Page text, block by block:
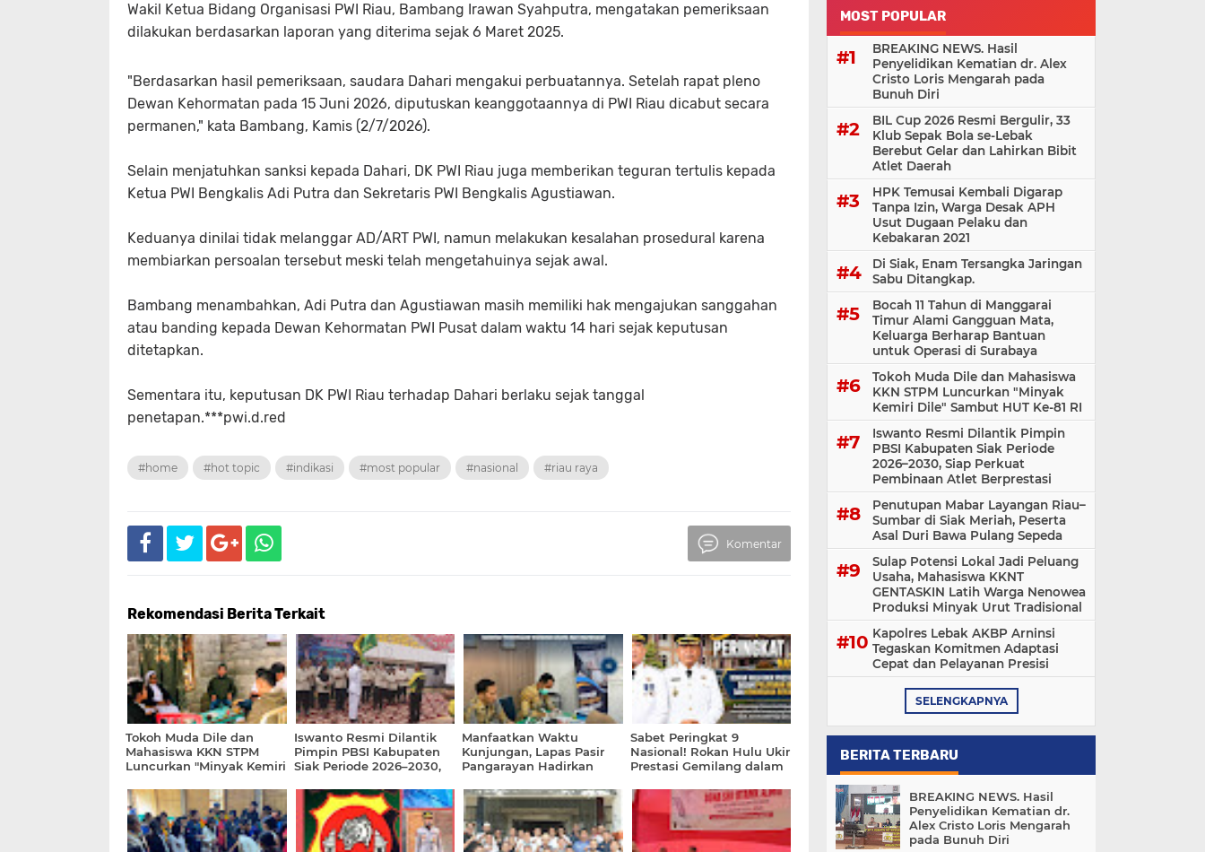
Wakil Ketua Bidang Organisasi PWI Riau, Bambang Irawan Syahputra, mengatakan pemeriksaan
dilakukan berdasarkan laporan yang diterima sejak 6 Maret 2025.
"Berdasarkan hasil pemeriksaan, saudara Dahari mengakui perbuatannya. Setelah rapat pleno
Dewan Kehormatan pada 15 Juni 2026, diputuskan keanggotaannya di PWI Riau dicabut secara
permanen," kata Bambang, Kamis (2/7/2026).
Selain menjatuhkan sanksi kepada Dahari, DK PWI Riau juga memberikan teguran tertulis kepada
Ketua PWI Bengkalis Adi Putra dan Sekretaris PWI Bengkalis Agustiawan.
Keduanya dinilai tidak melanggar AD/ART PWI, namun melakukan kesalahan prosedural karena
membiarkan persoalan tersebut meski telah mengetahuinya sejak awal.
Bambang menambahkan, Adi Putra dan Agustiawan masih memiliki hak mengajukan sanggahan
atau banding kepada Dewan Kehormatan PWI Pusat dalam waktu 14 hari sejak keputusan
ditetapkan.
Sementara itu, keputusan DK PWI Riau terhadap Dahari berlaku sejak tanggal
penetapan.***pwi.d.red
#home #hot topic #indikasi #most popular #nasional #riau raya
Komentar
Rekomendasi Berita Terkait
Tokoh Muda Dile dan
Mahasiswa KKN STPM
Luncurkan "Minyak Kemiri
Iswanto Resmi Dilantik
Pimpin PBSI Kabupaten
Siak Periode 2026–2030,
Atlet Berprestasi
Manfaatkan Waktu
Kunjungan, Lapas Pasir
Pangarayan Hadirkan
Gratis bagi Masyarakat
Sabet Peringkat 9
Nasional! Rokan Hulu Ukir
Prestasi Gemilang dalam
Kemudahan Berusaha
2026
MOST POPULAR
BREAKING NEWS. Hasil
Penyelidikan Kematian dr. Alex
Cristo Loris Mengarah pada
Bunuh Diri
BIL Cup 2026 Resmi Bergulir, 33
Klub Sepak Bola se-Lebak
Berebut Gelar dan Lahirkan Bibit
Atlet Daerah
HPK Temusai Kembali Digarap
Tanpa Izin, Warga Desak APH
Usut Dugaan Pelaku dan
Kebakaran 2021
Di Siak, Enam Tersangka Jaringan
Sabu Ditangkap.
Bocah 11 Tahun di Manggarai
Timur Alami Gangguan Mata,
Keluarga Berharap Bantuan
untuk Operasi di Surabaya
Tokoh Muda Dile dan Mahasiswa
KKN STPM Luncurkan "Minyak
Kemiri Dile" Sambut HUT Ke-81 RI
Iswanto Resmi Dilantik Pimpin
PBSI Kabupaten Siak Periode
2026–2030, Siap Perkuat
Pembinaan Atlet Berprestasi
Penutupan Mabar Layangan Riau–
Sumbar di Siak Meriah, Peserta
Asal Duri Bawa Pulang Sepeda
Sulap Potensi Lokal Jadi Peluang
Usaha, Mahasiswa KKNT
GENTASKIN Latih Warga Nenowea
Produksi Minyak Urut Tradisional
Kapolres Lebak AKBP Arninsi
Tegaskan Komitmen Adaptasi
Cepat dan Pelayanan Presisi
SELENGKAPNYA
BERITA TERBARU
BREAKING NEWS. Hasil
Penyelidikan Kematian dr.
Alex Cristo Loris Mengarah
pada Bunuh Diri